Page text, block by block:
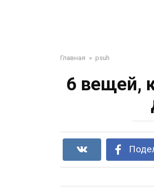
Главная » psuh
6 вещей,